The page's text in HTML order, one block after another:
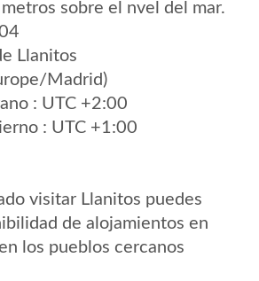
sobre el nvel del mar.
Llanitos
Madrid)
: UTC +2:00
: UTC +1:00
visitar Llanitos puedes
de alojamientos en
los pueblos cercanos